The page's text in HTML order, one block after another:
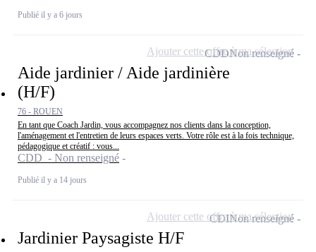
Publié il y a 6 jours
Aide jardinier / Aide jardinière
(H/F)
76 - ROUEN
En tant que Coach Jardin, vous accompagnez nos clients dans la conception,
l'aménagement et l'entretien de leurs espaces verts. Votre rôle est à la fois technique,
pédagogique et créatif : vous...
CDD - Non renseigné
Publié il y a 14 jours
CDDNon renseigné
Ajouter cette offre à ma sélection
Jardinier Paysagiste H/F
CDINon renseigné
Ajouter cette offre à ma sélection